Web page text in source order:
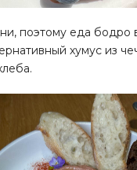
поэтому еда бодро
хумус из